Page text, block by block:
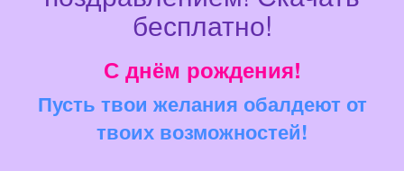
бесплатно!
С днём рождения!
Пусть твои желания обалдеют от
твоих возможностей!